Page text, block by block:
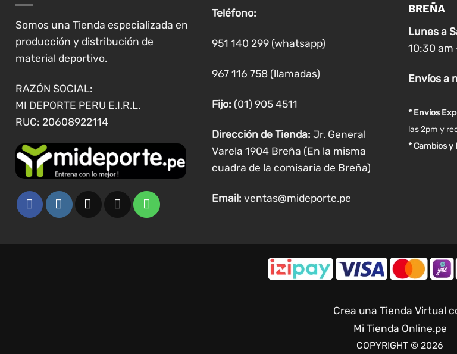
Somos una Tienda especializada en
producción y distribución de
material deportivo.
RAZÓN SOCIAL:
MI DEPORTE PERU E.I.R.L.
RUC: 20608922114
Teléfono:
951 140 299 (whatsapp)
967 116 758 (llamadas)
Fijo: (01) 905 4511
Dirección de Tienda: Jr. General
Varela 1904 Breña (En la misma
cuadra de la comisaria de Breña)
Email: ventas@mideporte.pe
BREÑA
Lunes a
10:30 am
Envíosa
* Envíos
las 2pm y
* Cambios y
Crea una Tienda Virtual
Mi Tienda Online.pe
COPYRIGHT © 2026